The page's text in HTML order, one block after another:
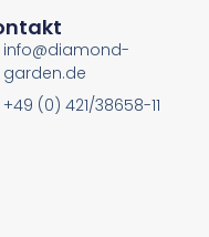
info@diamond-
garden.de
+49 (0) 421/38658-11